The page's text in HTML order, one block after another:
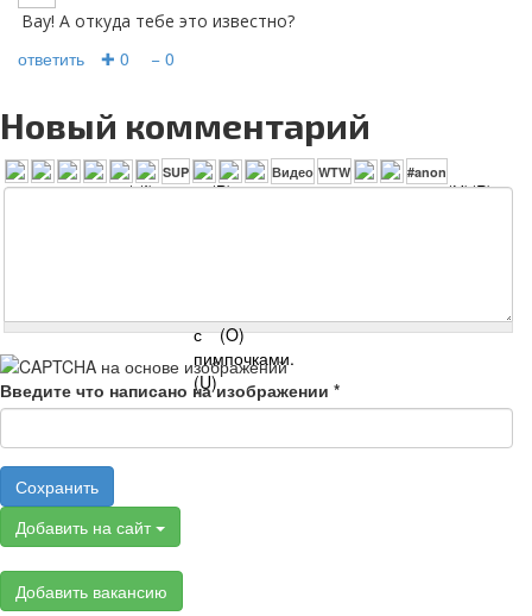
вау! А откуда тебе это известно?
ответить ✚ 0 − 0
Новый комментарий
Введите что написано на изображении *
Сохранить
Добавить на сайт
Добавить вакансию